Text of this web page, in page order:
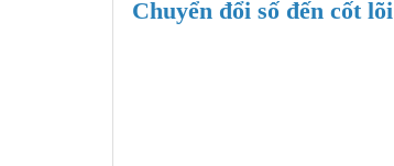
Chuyển đổi số đến cốt